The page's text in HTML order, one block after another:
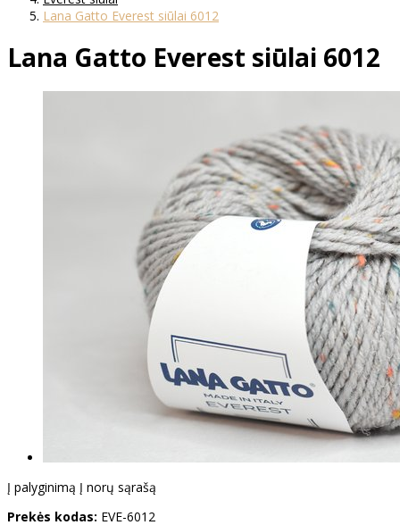
Lana Gatto Everest siūlai 6012
Lana Gatto Everest siūlai 6012
Į palyginimą Į norų sąrašą
Prekės kodas: EVE-6012